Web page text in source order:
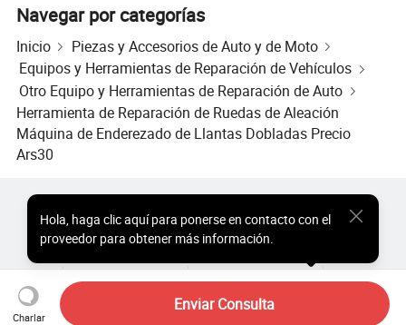
Navegar por categorías
Inicio
Piezas y Accesorios de Auto y de Moto
Equipos y Herramientas de Reparación de Vehículos
Otro Equipo y Herramientas de Reparación de Auto
Herramienta de Reparación de Ruedas de Aleación
Máquina de Enderezado de Llantas Dobladas Precio
Ars30
Charlar
Enviar Consulta
Hola, haga clic aquí para ponerse en contacto con el
proveedor para obtener más información.
Precio de Productos Populares
Productos Populares al por Mayor
Comprador de Estrella
Sobre
Acuerdo de Usuario Política de Privacidad
Contacto
Copyright © 2026 Focus Technology Co., Ltd. All Rights Reserved